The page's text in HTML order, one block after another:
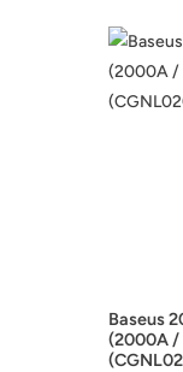
Baseus
(2000A /